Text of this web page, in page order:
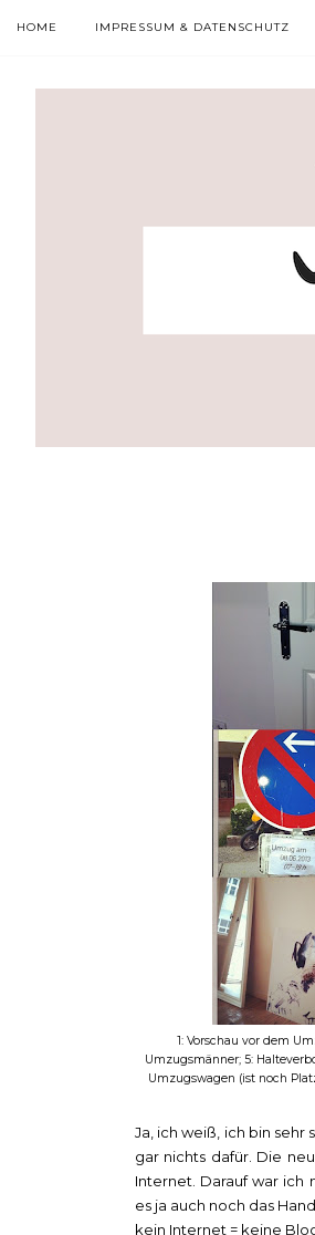
HOME IMPRESSUM & DATENSCHUTZ
1: Vorschau vor dem
Umzugsmänner; 5:
Umzugswagen (ist noch
Ja, ich weiß, ich bin
gar nichts dafür. Die
Internet. Darauf war
es ja auch noch das
kein Internet = keine